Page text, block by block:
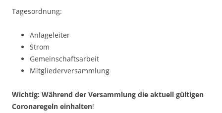
Tagesordnung:
Anlageleiter
Strom
Gemeinschaftsarbeit
Mitgliederversammlung
Wichtig: Während der Versammlung die aktuell gültigen
Coronaregeln einhalten!